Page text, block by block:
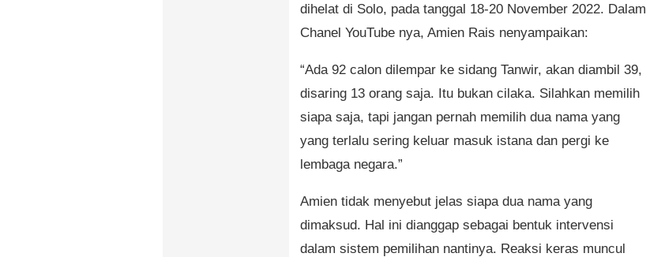
dihelat di Solo, pada tanggal 18-20 November 2022. Dalam
Chanel YouTube nya, Amien Rais nenyampaikan:
“Ada 92 calon dilempar ke sidang Tanwir, akan diambil 39,
disaring 13 orang saja. Itu bukan cilaka. Silahkan memilih
siapa saja, tapi jangan pernah memilih dua nama yang
yang terlalu sering keluar masuk istana dan pergi ke
lembaga negara.”
Amien tidak menyebut jelas siapa dua nama yang
dimaksud. Hal ini dianggap sebagai bentuk intervensi
dalam sistem pemilihan nantinya. Reaksi keras muncul